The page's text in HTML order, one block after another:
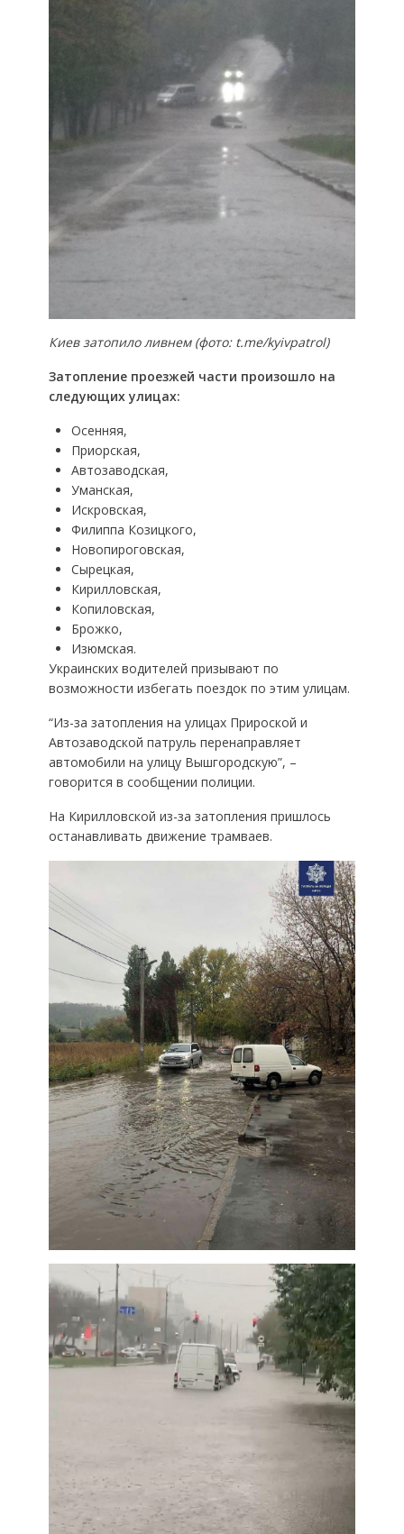
Киев затопило ливнем (фото: t.me/kyivpatrol)
Затопление проезжей части произошло на
следующих улицах:
Осенняя,
Приорская,
Автозаводская,
Уманская,
Искровская,
Филиппа Козицкого,
Новопироговская,
Сырецкая,
Кирилловская,
Копиловская,
Брожко,
Изюмская.
Украинских водителей призывают по
возможности избегать поездок по этим улицам.
“Из-за затопления на улицах Прироской и
Автозаводской патруль перенаправляет
автомобили на улицу Вышгородскую”, –
говорится в сообщении полиции.
На Кирилловской из-за затопления пришлось
останавливать движение трамваев.